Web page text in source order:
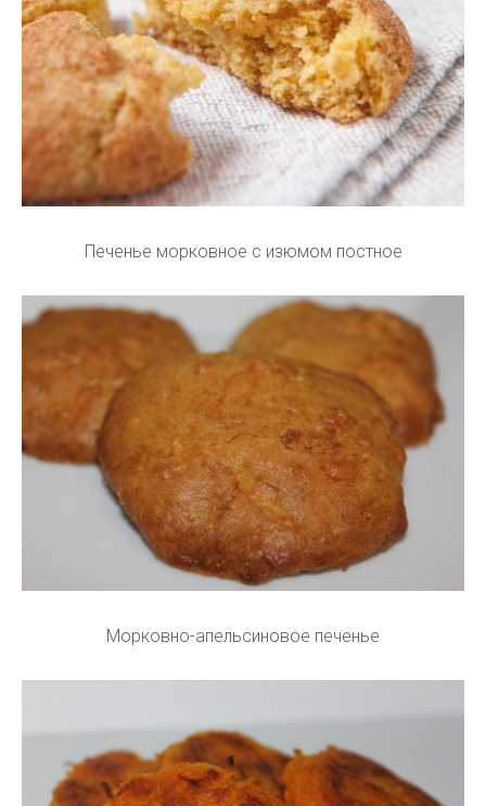
Печенье морковное с изюмом постное
Морковно-апельсиновое печенье